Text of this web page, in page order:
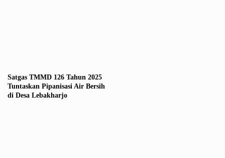
Satgas TMMD 126 Tahun 2025
Tuntaskan Pipanisasi Air Bersih
di Desa Lebakharjo